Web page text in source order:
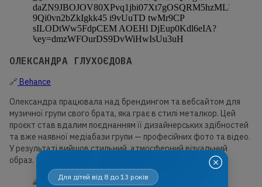
ОЛЕКСАНДРА ГЛУХОЄДОВА
🔗 Behance
Олександра працювала над брендингом та вебсайтом для
музичної групи свого брата, яка грає в стилі металкор. Цей
проєкт став вдалим поєднанням її дизайнерських здібностей
та вже наявної медіабази групи — професійних фото та відео.
У результаті вийшов стильний, атмосферний візуальний
образ.
Для дітей від 8 до 13 років